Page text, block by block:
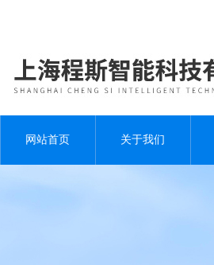
网站首页 关于我们